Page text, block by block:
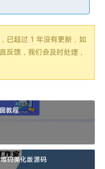
，已超过 1 年没有更新，如
反馈，我们会及时处理，
教程
码美化版源码